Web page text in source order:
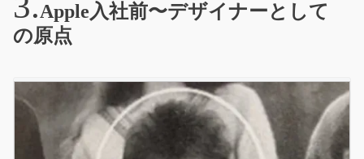
Apple入社前〜デザイナーとして
の原点